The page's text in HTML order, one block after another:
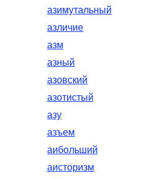
азимутальный
азличие
азм
азный
азовский
азотистый
азу
азъем
аибольший
аисторизм